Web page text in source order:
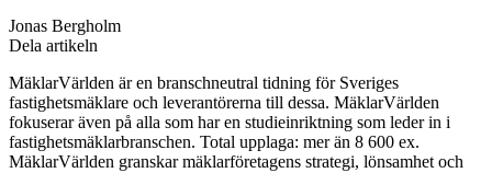
Jonas Bergholm
Dela artikeln
MäklarVärlden är en branschneutral tidning för Sveriges
fastighetsmäklare och leverantörerna till dessa. MäklarVärlden
fokuserar även på alla som har en studieinriktning som leder in i
fastighetsmäklarbranschen. Total upplaga: mer än 8 600 ex.
MäklarVärlden granskar mäklarföretagens strategi, lönsamhet och